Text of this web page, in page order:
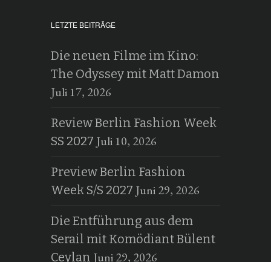
LETZTE BEITRÄGE
Die neuen Filme im Kino:
The Odyssey mit Matt Damon
Juli 17, 2026
Review Berlin Fashion Week
SS 2027 Juli 10, 2026
Preview Berlin Fashion
Week S/S 2027 Juni 29, 2026
Die Entführung aus dem
Serail mit Komödiant Bülent
Ceylan Juni 29, 2026